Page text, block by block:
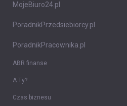
MojeBiuro24.pl
PoradnikPrzedsiebiorcy.pl
PoradnikPracownika.pl
ABR finanse
A Ty?
Czas biznesu